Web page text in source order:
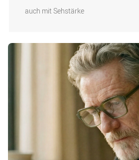
auch mit Sehstärke